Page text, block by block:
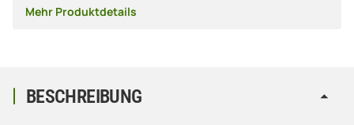
Mehr Produktdetails
BESCHREIBUNG